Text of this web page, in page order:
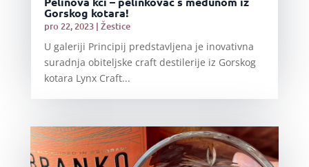
Gorskog kotara!
pro 22, 2023| Žestice
U galeriji Principij predstavljena je inovativna
suradnja obiteljske craft destilerije iz Gorskog
kotara Lynx Craft...